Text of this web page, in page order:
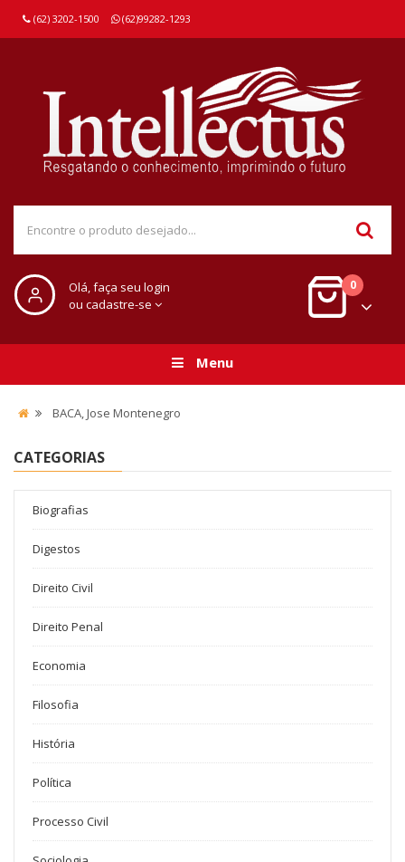
(62) 3202-1500 (62)99282-1293
Olá, faça seu login
ou cadastre-se
0
Menu
BACA, Jose Montenegro
CATEGORIAS
Biografias
Digestos
Direito Civil
Direito Penal
Economia
Filosofia
História
Política
Processo Civil